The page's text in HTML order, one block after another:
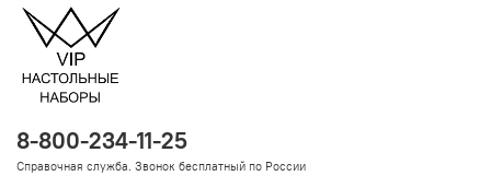
8-800-234-11-25
Справочная служба. Звонок бесплатный по России